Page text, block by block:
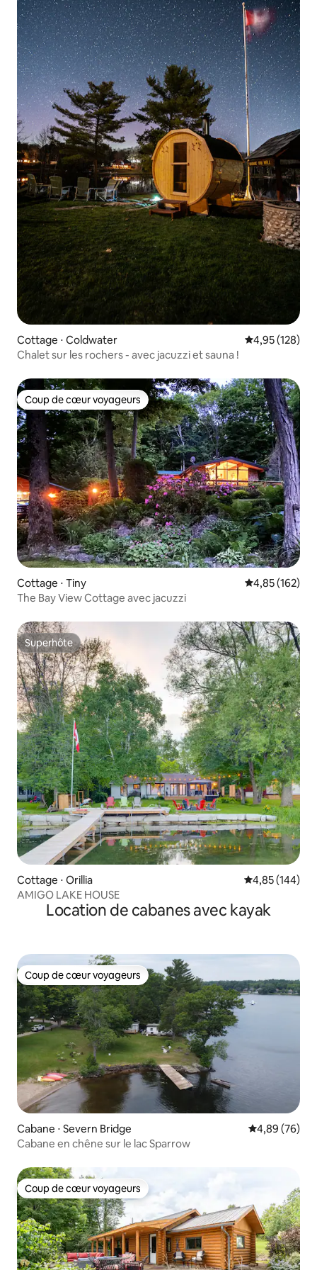
Cottage ⋅ Coldwater Évaluation
4,95 (128)
Chalet sur les rochers - avec jacuzzi et sauna !
Coup de cœur voyageurs
Coup de cœur voyageurs
Cottage ⋅ Tiny Évaluation
4,85 (162)
The Bay View Cottage avec jacuzzi
Superhôte
Superhôte
Cottage ⋅ Orillia Évaluation
4,85 (144)
AMIGO LAKE HOUSE
Location de cabanes avec kayak
Coup de cœur voyageurs
Coup de cœur voyageurs
Cabane ⋅ Severn Bridge Évaluation
4,89 (76)
Cabane en chêne sur le lac Sparrow
Coup de cœur voyageurs
Coup de cœur voyageurs